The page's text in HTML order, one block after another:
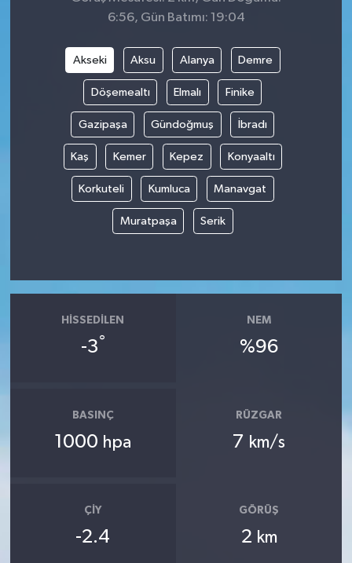
6:56, Gün Batımı: 19:04
Akseki Aksu Alanya Demre
Döşemealtı Elmalı Finike
Gazipaşa Gündoğmuş İbradı
Kaş Kemer Kepez Konyaaltı
Korkuteli Kumluca Manavgat
Muratpaşa Serik
HISSEDILEN
-3°
NEM
%96
BASINÇ
1000 hpa
RÜZGAR
7 km/s
ÇIY
-2.4
GÖRÜŞ
2 km